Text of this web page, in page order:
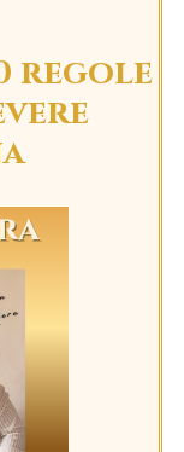
regole